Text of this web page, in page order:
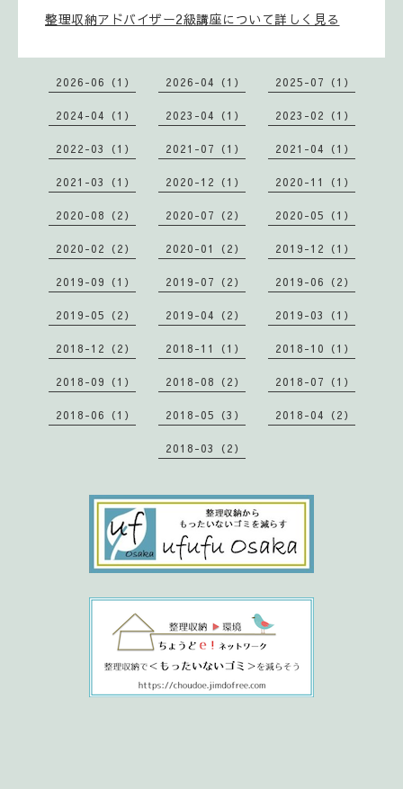
整理収納アドバイザー2級講座について詳しく見る
2026-06（1） 2026-04（1） 2025-07（1）
2024-04（1） 2023-04（1） 2023-02（1）
2022-03（1） 2021-07（1） 2021-04（1）
2021-03（1） 2020-12（1） 2020-11（1）
2020-08（2） 2020-07（2） 2020-05（1）
2020-02（2） 2020-01（2） 2019-12（1）
2019-09（1） 2019-07（2） 2019-06（2）
2019-05（2） 2019-04（2） 2019-03（1）
2018-12（2） 2018-11（1） 2018-10（1）
2018-09（1） 2018-08（2） 2018-07（1）
2018-06（1） 2018-05（3） 2018-04（2）
2018-03（2）